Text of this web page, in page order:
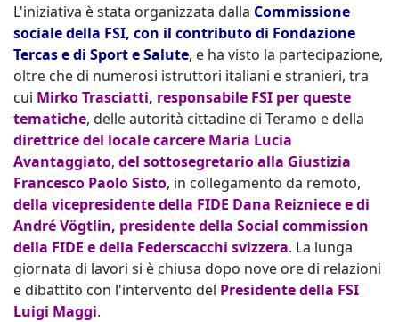
L'iniziativa è stata organizzata dalla Commissione
sociale della FSI, con il contributo di Fondazione
Tercas e di Sport e Salute, e ha visto la partecipazione,
oltre che di numerosi istruttori italiani e stranieri, tra
cui Mirko Trasciatti, responsabile FSI per queste
tematiche, delle autorità cittadine di Teramo e della
direttrice del locale carcere Maria Lucia
Avantaggiato, del sottosegretario alla Giustizia
Francesco Paolo Sisto, in collegamento da remoto,
della vicepresidente della FIDE Dana Reizniece e di
André Vögtlin, presidente della Social commission
della FIDE e della Federscacchi svizzera. La lunga
giornata di lavori si è chiusa dopo nove ore di relazioni
e dibattito con l'intervento del Presidente della FSI
Luigi Maggi.